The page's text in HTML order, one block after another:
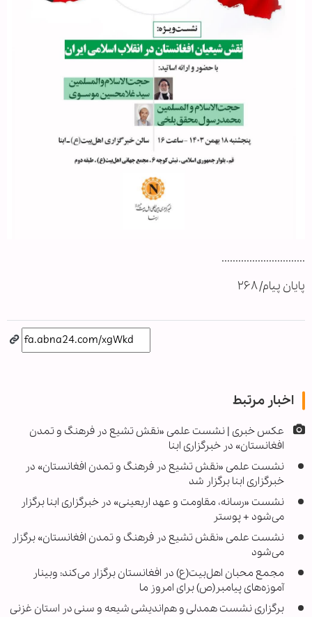
..............................
پایان پیام/ ۲۶۸
اخبار مرتبط
عکس خبری | نشست علمی «نقش تشیع در فرهنگ و تمدن
افغانستان» در خبرگزاری ابنا
نشست علمی «نقش تشیع در فرهنگ و تمدن افغانستان» در
خبرگزاری ابنا برگزار شد
نشست «رسانه، مقاومت و عهد اربعینی» در خبرگزاری ابنا برگزار
می‌شود + پوستر
نشست علمی «نقش تشیع در فرهنگ و تمدن افغانستان» برگزار
می‌شود
مجمع محبان اهل‌بیت(ع) در افغانستان برگزار می‌کند: وبینار
آموزه‌های پیامبر(ص) برای امروز ما
برگزاری نشست همدلی و هم‌اندیشی شیعه و سنی در استان غزنی